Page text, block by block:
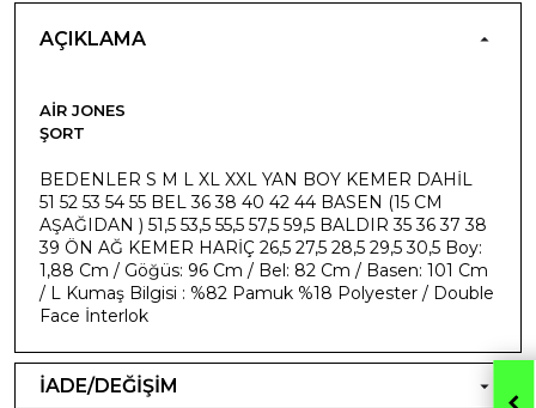
AÇIKLAMA
AIR JONES
ŞORT
BEDENLER S M L XL XXL YAN BOY KEMER DAHİL
51 52 53 54 55 BEL 36 38 40 42 44 BASEN (15 CM
AŞAĞIDAN ) 51,5 53,5 55,5 57,5 59,5 BALDIR 35 36 37 38
39 ÖN AĞ KEMER HARİÇ 26,5 27,5 28,5 29,5 30,5 Boy:
1,88 Cm / Göğüs: 96 Cm / Bel: 82 Cm / Basen: 101 Cm
/ L Kumaş Bilgisi : %82 Pamuk %18 Polyester / Double
Face İnterlok
İADE/DEĞİŞİM